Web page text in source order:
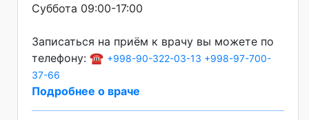
Суббота 09:00-17:00
Записаться на приём к врачу вы можете по
телефону: ☎️ +998-90-322-03-13 +998-97-700-
37-66
Подробнее о враче